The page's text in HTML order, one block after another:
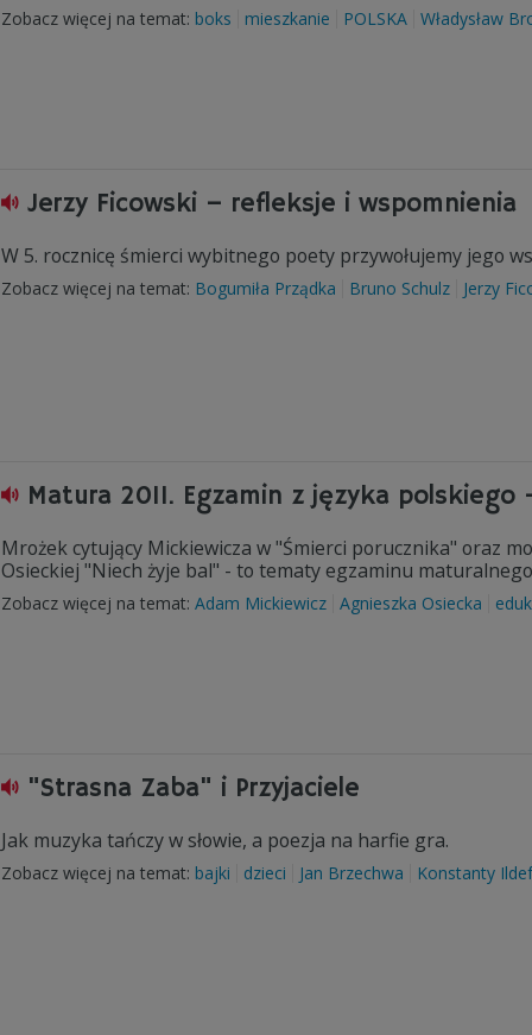
Zobacz więcej na temat: boks mieszkanie POLSKA Władysław
Jerzy Ficowski – refleksje i wspomnienia
W 5. rocznicę śmierci wybitnego poety przywołujemy jego
Zobacz więcej na temat: Bogumiła Prządka Bruno Schulz Jerzy
Matura 2011. Egzamin z języka
Mrożek cytujący Mickiewicza w "Śmierci porucznika" oraz
Osieckiej "Niech żyje bal" - to tematy egzaminu
Zobacz więcej na temat: Adam Mickiewicz Agnieszka Osiecka
"Strasna Zaba" i Przyjaciele
Jak muzyka tańczy w słowie, a poezja na harfie gra.
Zobacz więcej na temat: bajki dzieci Jan Brzechwa Konstanty